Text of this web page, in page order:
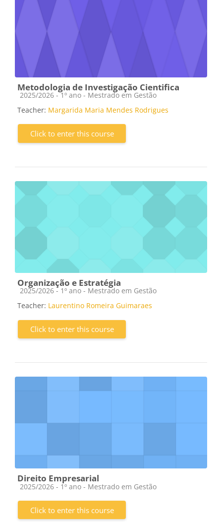
Metodologia de Investigação Cientifica
Course category
2025/2026 - 1º ano - Mestrado em Gestão
Teacher: Margarida Maria Mendes Rodrigues
Click to enter this course
Organização e Estratégia
Course category
2025/2026 - 1º ano - Mestrado em Gestão
Teacher: Laurentino Romeira Guimaraes
Click to enter this course
Direito Empresarial
Course category
2025/2026 - 1º ano - Mestrado em Gestão
Click to enter this course